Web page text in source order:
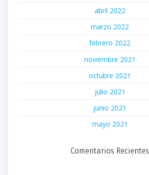
abril 2022
marzo 2022
febrero 2022
noviembre 2021
octubre 2021
julio 2021
junio 2021
mayo 2021
Comentarios Recientes